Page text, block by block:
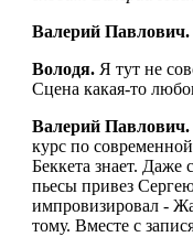
Валерий Павлович.
Володя. Я тут не
Сцена какая-то
Валерий Павлович.
курс по
Беккета знает.
пьесы привез
импровизировал -
тому. Вместе с